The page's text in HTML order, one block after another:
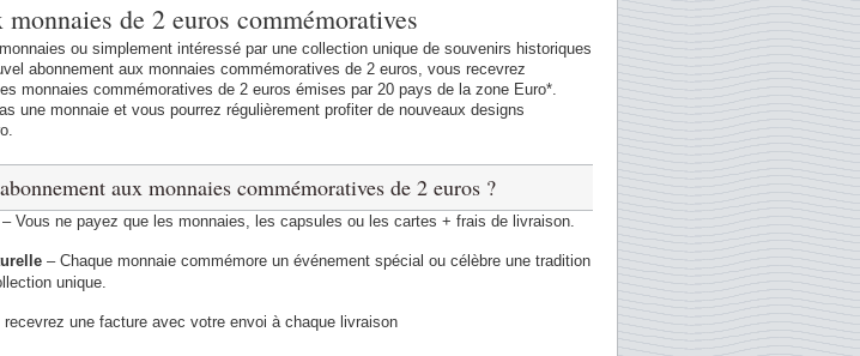
de 2 euros commémoratives
ou simplement intéressé par une collection unique de souvenirs historiques
abonnement aux monnaies commémoratives de 2 euros, vous recevrez
monnaies commémoratives de 2 euros émises par 20 pays de la zone Euro*.
une monnaie et vous pourrez régulièrement profiter de nouveaux designs
aux monnaies commémoratives de 2 euros ?
– Vous ne payez que les monnaies, les capsules ou les cartes + frais de livraison.
– Chaque monnaie commémore un événement spécial ou célèbre une tradition
unique.
recevrez une facture avec votre envoi à chaque livraison